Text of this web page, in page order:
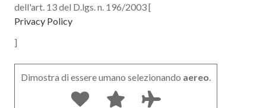
dell'art. 13 del D.lgs. n. 196/2003 [
Privacy Policy
]
Dimostra di essere umano selezionando aereo.